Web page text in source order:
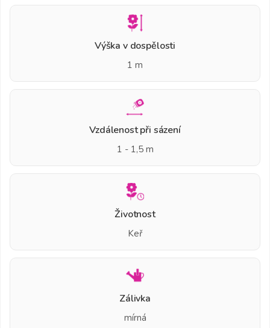
Výška v dospělosti
1 m
Vzdálenost při sázení
1 - 1,5 m
Životnost
Keř
Zálivka
mírná